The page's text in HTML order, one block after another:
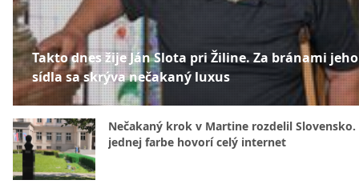
Takto dnes žije Ján Slota pri Žiline. Za bránami jeho
sídla sa skrýva nečakaný luxus
Nečakaný krok v Martine rozdelil Slovensko.
jednej farbe hovorí celý internet